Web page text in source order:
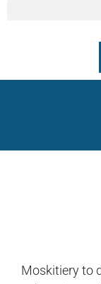
Moskitiery to